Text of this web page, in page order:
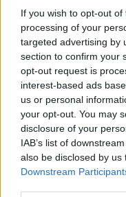
If you wish to opt-out
processing of your
targeted advertising by
section to confirm your
opt-out request is
interest-based ads
us or personal
your opt-out. You may
disclosure of your
IAB’s list of
also be disclosed by
Downstream
sarde che si
sviluppare la
meccanica e
esempio, il
l’isolamento
“Lavoriamo uniti,
futura scelta, che
Enattos. Non ci
condivisione e
storico che sono